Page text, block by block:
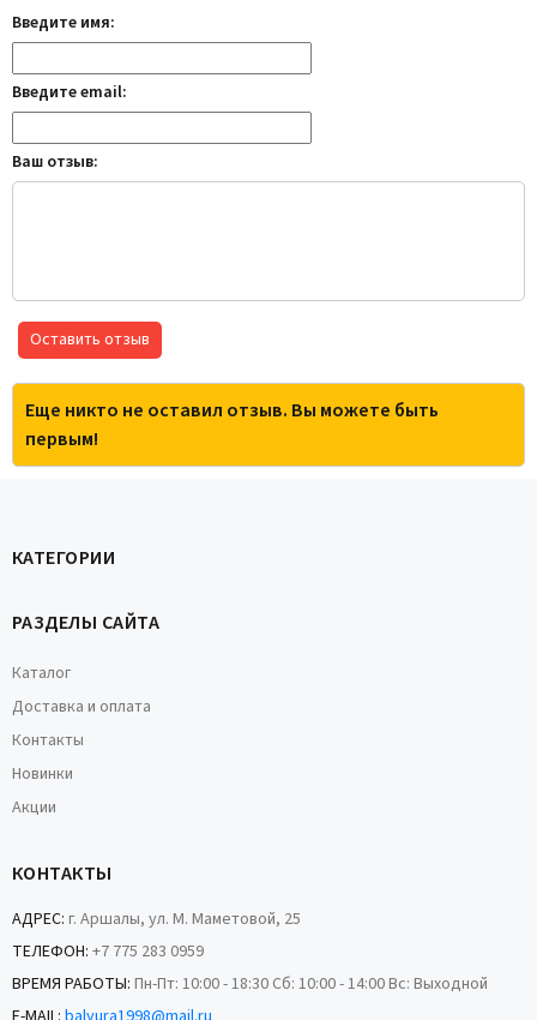
Введите имя:
Введите email:
Ваш отзыв:
Оставить отзыв
Еще никто не оставил отзыв. Вы можете быть
первым!
КАТЕГОРИИ
РАЗДЕЛЫ САЙТА
Каталог
Доставка и оплата
Контакты
Новинки
Акции
КОНТАКТЫ
АДРЕС: г. Аршалы, ул. М. Маметовой, 25
ТЕЛЕФОН: +7 775 283 0959
ВРЕМЯ РАБОТЫ: Пн-Пт: 10:00 - 18:30 Сб: 10:00 - 14:00 Вс: Выходной